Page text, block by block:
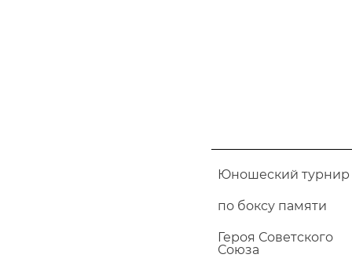
Юношеский турнир
по боксу памяти
Героя Советского
Союза